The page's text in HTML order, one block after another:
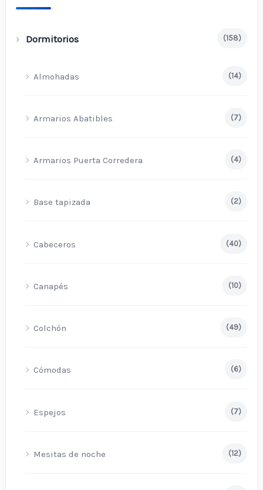
Dormitorios (158)
Almohadas (14)
Armarios Abatibles (7)
Armarios Puerta Corredera (4)
Base tapizada (2)
Cabeceros (40)
Canapés (10)
Colchón (49)
Cómodas (6)
Espejos (7)
Mesitas de noche (12)